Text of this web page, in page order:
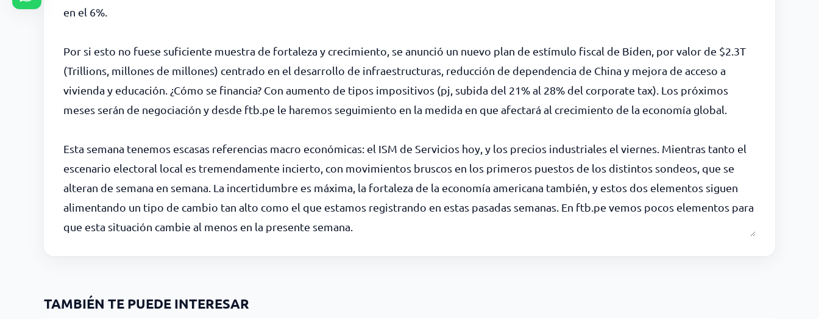
en el 6%.
Por si esto no fuese suficiente muestra de fortaleza y crecimiento, se anunció un nuevo plan de estímulo fiscal de Biden, por valor de $2.3T
(Trillions, millones de millones) centrado en el desarrollo de infraestructuras, reducción de dependencia de China y mejora de acceso a
vivienda y educación. ¿Cómo se financia? Con aumento de tipos impositivos (pj, subida del 21% al 28% del corporate tax). Los próximos
meses serán de negociación y desde ftb.pe le haremos seguimiento en la medida en que afectará al crecimiento de la economía global.
Esta semana tenemos escasas referencias macro económicas: el ISM de Servicios hoy, y los precios industriales el viernes. Mientras tanto el
escenario electoral local es tremendamente incierto, con movimientos bruscos en los primeros puestos de los distintos sondeos, que se
alteran de semana en semana. La incertidumbre es máxima, la fortaleza de la economía americana también, y estos dos elementos siguen
alimentando un tipo de cambio tan alto como el que estamos registrando en estas pasadas semanas. En ftb.pe vemos pocos elementos para
que esta situación cambie al menos en la presente semana.
TAMBIÉN TE PUEDE INTERESAR